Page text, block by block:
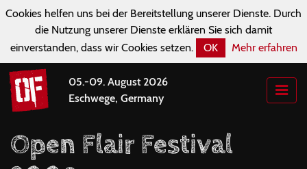
Cookies helfen uns bei der Bereitstellung unserer Dienste. Durch
die Nutzung unserer Dienste erklären Sie sich damit
einverstanden, dass wir Cookies setzen.
OK Mehr erfahren
05.-09. August 2026
Eschwege, Germany
Open Flair Festival